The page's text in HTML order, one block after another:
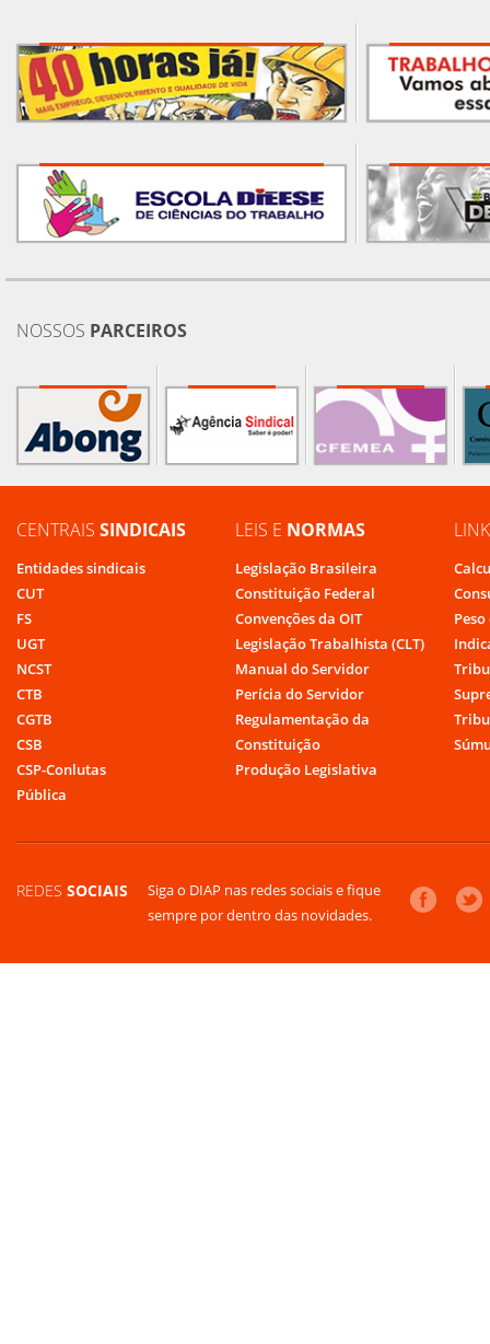
NOSSOS PARCEIROS
CENTRAIS SINDICAIS
Entidades sindicais
CUT
FS
UGT
NCST
CTB
CGTB
CSB
CSP-Conlutas
Pública
LEIS E NORMAS
Legislação Brasileira
Constituição Federal
Convenções da OIT
Legislação Trabalhista (CLT)
Manual do Servidor
Perícia do Servidor
Regulamentação da
Constituição
Produção Legislativa
REDES SOCIAIS
Siga o DIAP nas redes sociais e fique
sempre por dentro das novidades.